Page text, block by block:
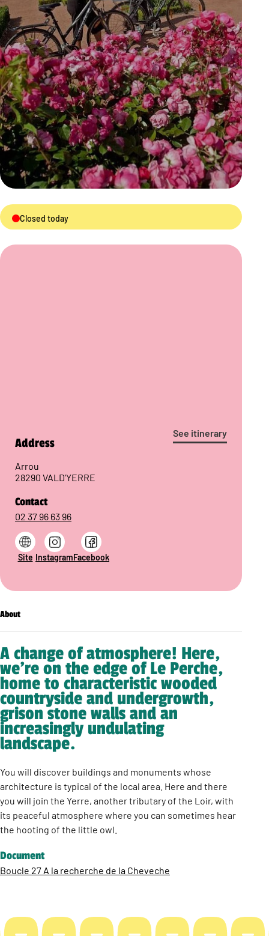
Closed today
See itinerary
Address
Arrou
28290 VALD'YERRE
Contact
02 37 96 63 96
Site InstagramFacebook
About
A change of atmosphere! Here,
we’re on the edge of Le Perche,
home to characteristic wooded
countryside and undergrowth,
grison stone walls and an
increasingly undulating
landscape.
You will discover buildings and monuments whose
architecture is typical of the local area. Here and there
you will join the Yerre, another tributary of the Loir, with
its peaceful atmosphere where you can sometimes hear
the hooting of the little owl.
Document
Boucle 27 A la recherche de la Cheveche